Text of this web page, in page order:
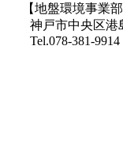
【地盤環境事業部
神戸市中央区港
Tel.078-381-9914